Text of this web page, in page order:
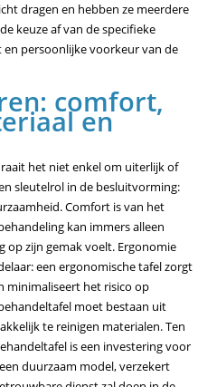
dragen en hebben ze meerdere
keuze af van de specifieke
persoonlijke voorkeur van de
comfort,
en
het niet enkel om uiterlijk of
sleutelrol in de besluitvorming:
Comfort is van het
kan immers alleen
op zijn gemak voelt. Ergonomie
een ergonomische tafel zorgt
minimaliseert het risico op
moet bestaan uit
te reinigen materialen. Ten
is een investering voor
duurzaam model, verzekert